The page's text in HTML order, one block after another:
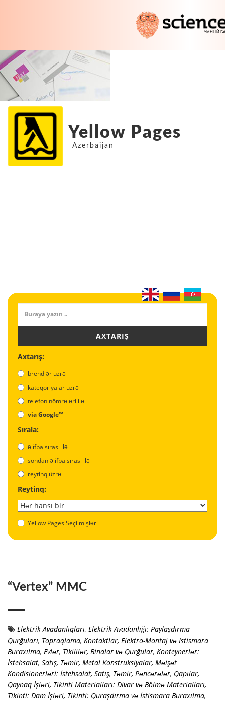
Yellow Pages
Azerbaijan
AXTARIŞ
Axtarış:
brendlər üzrə
kateqoriyalar üzrə
telefon nömrələri ilə
via Google™
Sırala:
əlifba sırası ilə
sondan əlifba sırası ilə
reytinq üzrə
Reytinq:
Yellow Pages Seçilmişləri
“Vertex” MMC
Elektrik Avadanlıqları, Elektrik Avadanlığı: Paylaşdırma
Qurğuları, Topraqlama, Kontaktlar, Elektro-Montaj və Istismara
Buraxılma, Evlər, Tikililər, Binalar və Qurğular, Konteynerlər:
İstehsalat, Satış, Təmir, Metal Konstruksiyalar, Məişət
Kondisionerləri: İstehsalat, Satış, Təmir, Pəncərələr, Qapılar,
Qaynaq İşləri, Tikinti Materialları: Divar və Bölmə Materialları,
Tikinti: Dam İşləri, Tikinti: Quraşdırma və İstismara Buraxılma,